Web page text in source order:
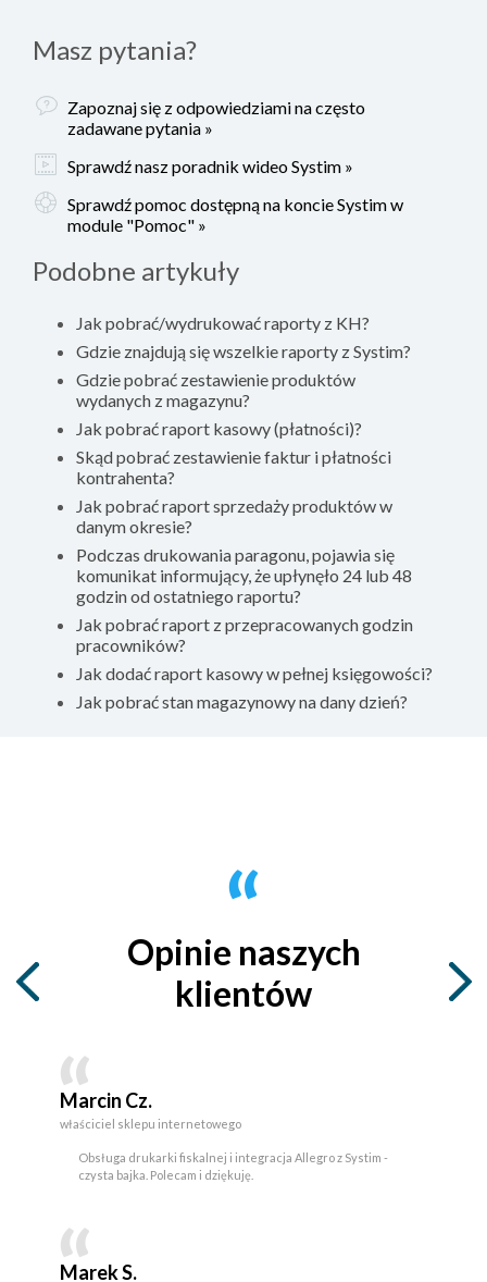
Masz pytania?
Zapoznaj się z odpowiedziami na często
zadawane pytania »
Sprawdź nasz poradnik wideo Systim »
Sprawdź pomoc dostępną na koncie Systim w
module "Pomoc" »
Podobne artykuły
Jak pobrać/wydrukować raporty z KH?
Gdzie znajdują się wszelkie raporty z Systim?
Gdzie pobrać zestawienie produktów
wydanych z magazynu?
Jak pobrać raport kasowy (płatności)?
Skąd pobrać zestawienie faktur i płatności
kontrahenta?
Jak pobrać raport sprzedaży produktów w
danym okresie?
Podczas drukowania paragonu, pojawia się
komunikat informujący, że upłynęło 24 lub 48
godzin od ostatniego raportu?
Jak pobrać raport z przepracowanych godzin
pracowników?
Jak dodać raport kasowy w pełnej księgowości?
Jak pobrać stan magazynowy na dany dzień?
Opinie naszych
klientów
Marcin Cz.
właściciel sklepu internetowego
Obsługa drukarki fiskalnej i integracja Allegro z Systim -
czysta bajka. Polecam i dziękuję.
Marek S.